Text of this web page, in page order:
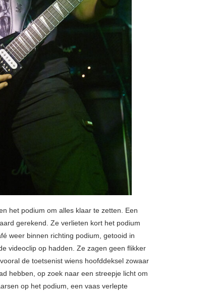
het podium om alles klaar te zetten. Een
gerekend. Ze verlieten kort het podium
weer binnen richting podium, getooid in
videoclip op hadden. Ze zagen geen flikker
de toetsenist wiens hoofddeksel zowaar
hebben, op zoek naar een streepje licht om
op het podium, een vaas verlepte